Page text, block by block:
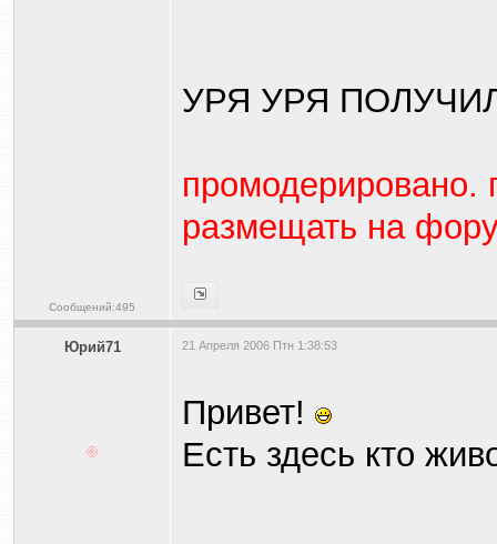
Сообщений:495
УРЯ УРЯ
промодерировано.
размещать на
Юрий71 21 Апреля 2006 Птн 1:38:53
Привет!
Есть здесь кто